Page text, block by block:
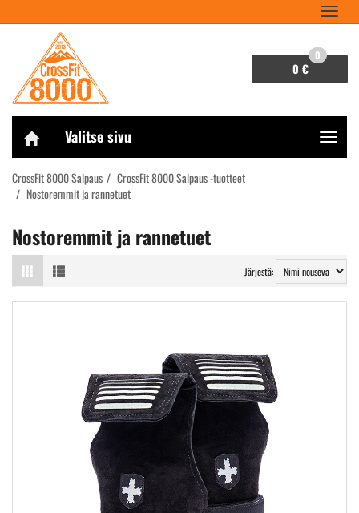
0 €
0
Valitse sivu
CrossFit 8000 Salpaus
CrossFit 8000 Salpaus -tuotteet
Nostoremmit ja rannetuet
Nostoremmit ja rannetuet
Järjestä: